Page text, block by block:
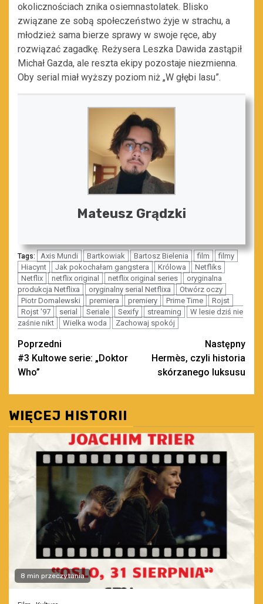
okolicznościach znika osiemnastolatek. Blisko
związane ze sobą społeczeństwo żyje w strachu, a
młodzież sama bierze sprawy w swoje ręce, aby
rozwiązać zagadkę. Reżysera Leszka Dawida zastąpił
Michał Gazda, ale reszta ekipy pozostaje niezmienna.
Oby serial miał wyższy poziom niż „W głębi lasu”.
Mateusz Grądzki
Tags: Axis Mundi Bartkowiak Bartosz Bielenia film
filmy
Hiacynt
Jak pokochałam gangstera Królowa
Netfliks
Netflix
netflix original netflix original series
oryginalna
produkcja Netflixa
oryginalny serial Netflixa
Otwórz oczy
Piotr Domalewski
premiera premiery Prime Time
Rojst
Rojst '97
serial Seriale Sexify streaming
W lesie dziś nie
zaśnie nikt
Wielka woda Zachowaj spokój
Zobacz
wpisy
Poprzedni
#3 Kultowe serie: „Doktor
Who”
Następny
Hermès, czyli historia
skórzanego luksusu
WIĘCEJ HISTORII
8 min przeczytania